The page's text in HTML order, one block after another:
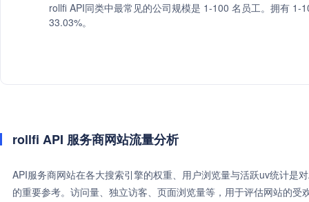
rollfi API同类中最常见的公司规模是 1-100 名员工。拥有 1-
33.03%。
rollfi API 服务商网站流量分析
API服务商网站在各大搜索引擎的权重、用户浏览量与活跃uv统计是
的重要参考。访问量、独立访客、页面浏览量等，用于评估网站的